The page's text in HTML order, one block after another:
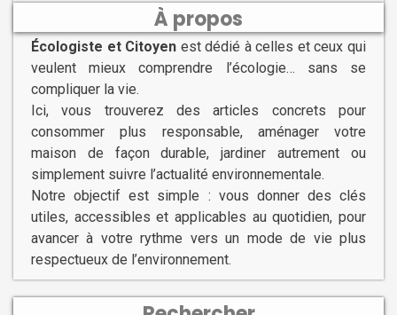
À propos
Écologiste et Citoyen est dédié à celles et ceux qui
veulent mieux comprendre l’écologie… sans se
compliquer la vie.
Ici, vous trouverez des articles concrets pour
consommer plus responsable, aménager votre
maison de façon durable, jardiner autrement ou
simplement suivre l’actualité environnementale.
Notre objectif est simple : vous donner des clés
utiles, accessibles et applicables au quotidien, pour
avancer à votre rythme vers un mode de vie plus
respectueux de l’environnement.